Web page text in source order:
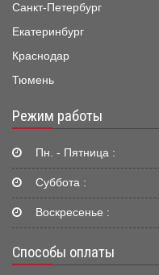
Санкт-Петербург
Екатеринбург
Краснодар
Тюмень
Режим работы
Пн. - Пятница :
Суббота :
Воскресенье :
Способы оплаты